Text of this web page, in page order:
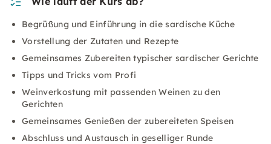
Begrüßung und Einführung in die sardische Küche
Vorstellung der Zutaten und Rezepte
Gemeinsames Zubereiten typischer sardischer Gerichte
Tipps und Tricks vom Profi
Weinverkostung mit passenden Weinen zu den
Gerichten
Gemeinsames Genießen der zubereiteten Speisen
Abschluss und Austausch in geselliger Runde